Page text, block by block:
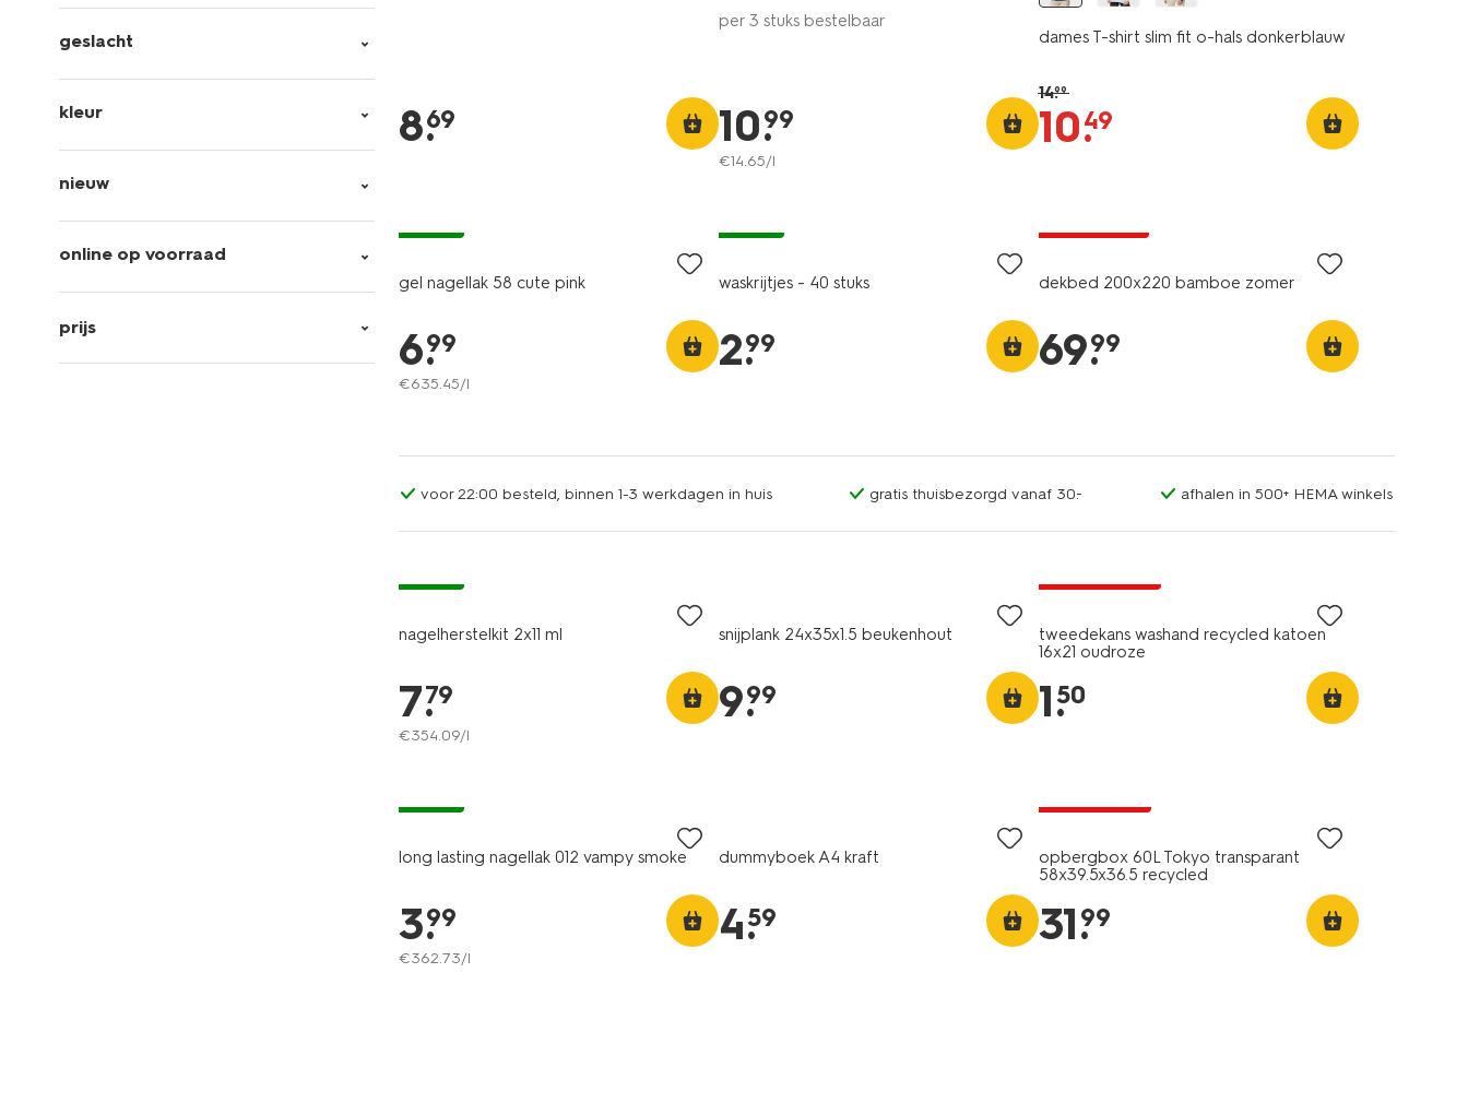
geslacht
kleur
nieuw
online op voorraad
prijs
8.
69
per 3 stuks bestelbaar
10.
99
€14.65/l
dames T-shirt slim fit o-hals donkerblauw
14.99
10.
49
gel nagellak 58 cute pink
6.
99
€635.45/l
waskrijtjes - 40 stuks
2.
99
dekbed 200x220 bamboe zomer
69.
99
voor 22:00 besteld, binnen 1-3 werkdagen in huis gratis thuisbezorgd vanaf 30.- afhalen in 500+ HEMA winkels
nagelherstelkit 2x11 ml
7.
79
€354.09/l
snijplank 24x35x1.5 beukenhout
9.
99
tweedekans washand recycled katoen
16x21 oudroze
1.
50
long lasting nagellak 012 vampy smoke
3.
99
€362.73/l
dummyboek A4 kraft
4.
59
opbergbox 60L Tokyo transparant
58x39.5x36.5 recycled
31.
99